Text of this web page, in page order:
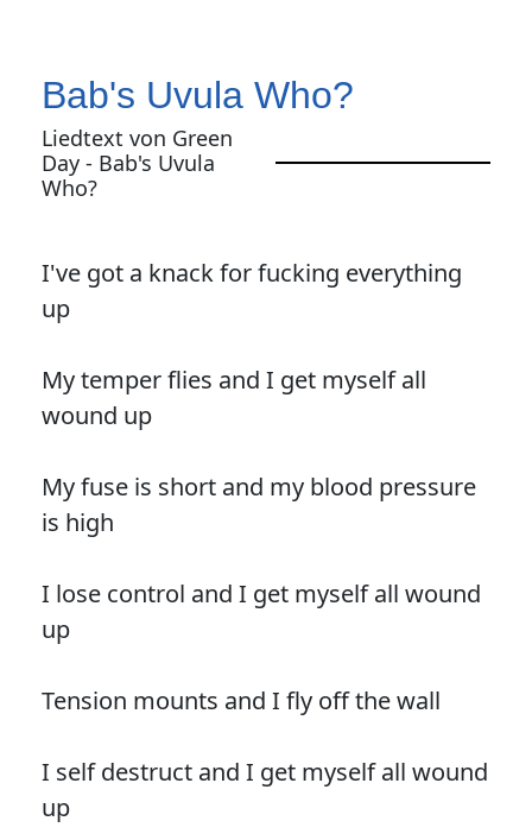
Bab's Uvula Who?
Liedtext von Green
Day - Bab's Uvula
Who?
I've got a knack for fucking everything
up
My temper flies and I get myself all
wound up
My fuse is short and my blood pressure
is high
I lose control and I get myself all wound
up
Tension mounts and I fly off the wall
I self destruct and I get myself all wound
up